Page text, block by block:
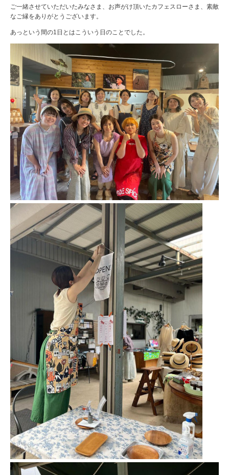
ご一緒させていただいたみなさま、お声がけ頂いたカフェスローさま、素敵
なご縁をありがとうございます。
あっという間の1日とはこういう日のことでした。